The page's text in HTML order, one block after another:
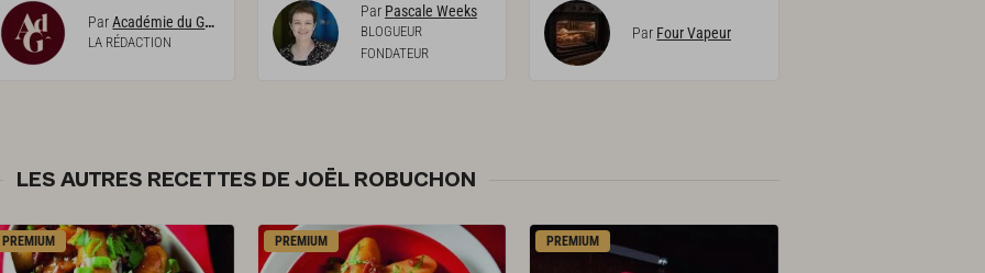
ParAcadémie du Goût
LA RÉDACTION
Par Pascale Weeks
BLOGUEUR
FONDATEUR
Par Four Vapeur
LES AUTRES RECETTES DE JOËL ROBUCHON
PREMIUM PREMIUM PREMIUM